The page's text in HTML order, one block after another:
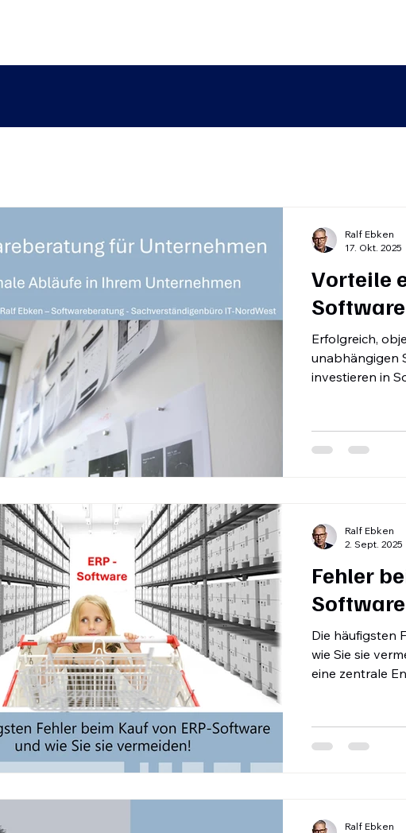
Vorteile
Erfolgreich,
unabhängigen
investieren in
die richtige
und den Weg
Ralf Ebken
17. Okt. 2025
Fehler
Software
Die häufigsten
wie Sie sie
eine zentrale
und Prioritäten
Ralf Ebken
2. Sept. 2025
Ralf Ebken